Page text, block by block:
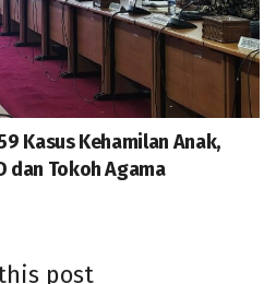
Kasus Kehamilan Anak,
dan Tokoh Agama
post